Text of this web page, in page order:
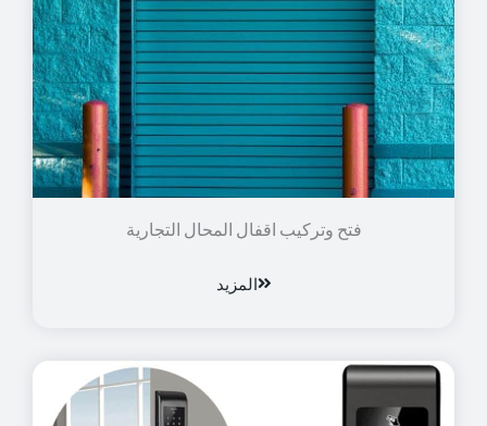
فتح وتركيب اقفال المحال التجارية
المزيد